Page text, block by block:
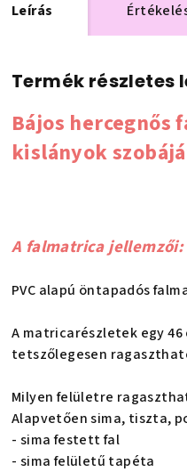
Leírás
Termék részletes
Bájos hercegnős
kislányok
A falmatrica jellemzői:
PVC alapú öntapadós
A matricarészletek egy
tetszőlegesen
Milyen felületre
Alapvetően sima, tiszta,
- sima festett fal
- sima felületű tapéta